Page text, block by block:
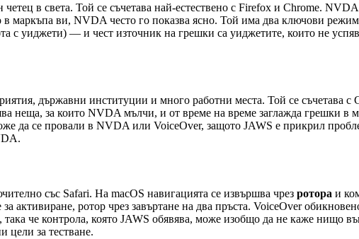
в света. Той се съчетава най-естествено с Firefox и Chrome.
маркъпа ви, NVDA често го показва ясно. Той има два ключови
с уиджети) — и чест източник на грешки са уиджетите, които не
държавни институции и много работни места. Той се съчетава с
неща, за които NVDA мълчи, и от време на време заглажда грешки в
да се провали в NVDA или VoiceOver, защото JAWS е прикрил
със Safari. На macOS навигацията се извършва чрез ротора и
активиране, ротор чрез завъртане на два пръста. VoiceOver
че контрола, която JAWS обявява, може изобщо да не каже нищо
цели за тестване.